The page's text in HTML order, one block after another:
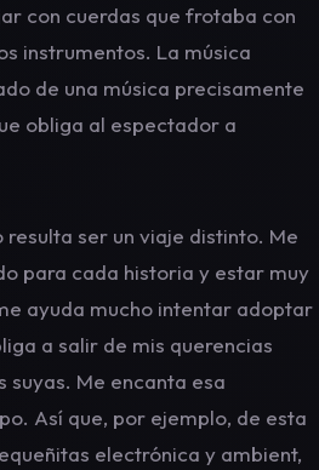
con cuerdas que frotaba con
instrumentos. La música
de una música precisamente
obliga al espectador a
ser un viaje distinto. Me
para cada historia y estar muy
ayuda mucho intentar adoptar
a salir de mis querencias
Me encanta esa
Así que, por ejemplo, de esta
electrónica y ambient,